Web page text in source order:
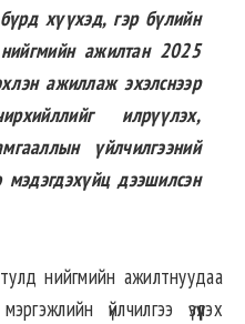
хүүхэд, гэр бүлийн
ажилтан 2025
ажиллаж эхэлснээр
илрүүлэх,
үйлчилгээний
дээшилсэн
тулд нийгмийн ажилтнуудаа
үйлчилгээ үзүүлэх